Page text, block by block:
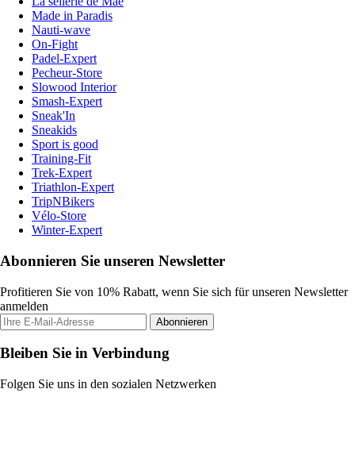
Made in Paradis
Nauti-wave
On-Fight
Padel-Expert
Pecheur-Store
Slowood Interior
Smash-Expert
Sneak'In
Sneakids
Sport is good
Training-Fit
Trek-Expert
Triathlon-Expert
TripNBikers
Vélo-Store
Winter-Expert
Abonnieren Sie unseren Newsletter
Profitieren Sie von 10% Rabatt, wenn Sie sich für unseren Newsletter
anmelden
Abonnieren
Bleiben Sie in Verbindung
Folgen Sie uns in den sozialen Netzwerken